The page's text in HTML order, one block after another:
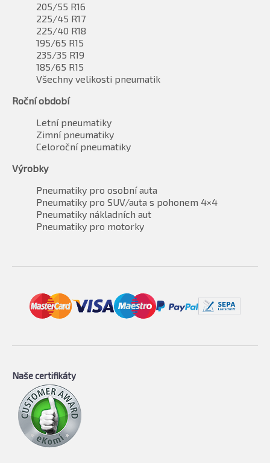
205/55 R16
225/45 R17
225/40 R18
195/65 R15
235/35 R19
185/65 R15
Všechny velikosti pneumatik
Roční období
Letní pneumatiky
Zimní pneumatiky
Celoroční pneumatiky
Výrobky
Pneumatiky pro osobní auta
Pneumatiky pro SUV/auta s pohonem 4×4
Pneumatiky nákladních aut
Pneumatiky pro motorky
Naše certifikáty